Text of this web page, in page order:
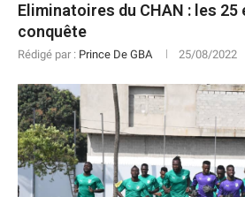
Eliminatoires du CHAN : les
conquête
Rédigé par : Prince De GBA 25/08/2022